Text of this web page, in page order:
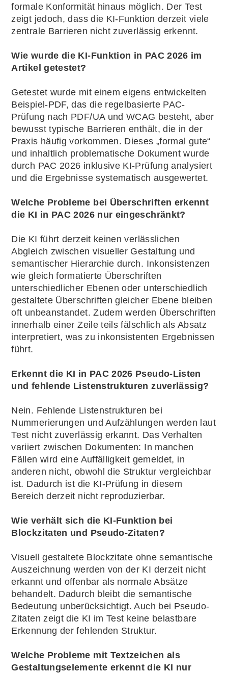
formale Konformität hinaus möglich. Der Test
zeigt jedoch, dass die KI-Funktion derzeit viele
zentrale Barrieren nicht zuverlässig erkennt.
Wie wurde die KI-Funktion in PAC 2026 im
Artikel getestet?
Getestet wurde mit einem eigens entwickelten
Beispiel-PDF, das die regelbasierte PAC-
Prüfung nach PDF/UA und WCAG besteht, aber
bewusst typische Barrieren enthält, die in der
Praxis häufig vorkommen. Dieses „formal gute“
und inhaltlich problematische Dokument wurde
durch PAC 2026 inklusive KI-Prüfung analysiert
und die Ergebnisse systematisch ausgewertet.
Welche Probleme bei Überschriften erkennt
die KI in PAC 2026 nur eingeschränkt?
Die KI führt derzeit keinen verlässlichen
Abgleich zwischen visueller Gestaltung und
semantischer Hierarchie durch. Inkonsistenzen
wie gleich formatierte Überschriften
unterschiedlicher Ebenen oder unterschiedlich
gestaltete Überschriften gleicher Ebene bleiben
oft unbeanstandet. Zudem werden Überschriften
innerhalb einer Zeile teils fälschlich als Absatz
interpretiert, was zu inkonsistenten Ergebnissen
führt.
Erkennt die KI in PAC 2026 Pseudo-Listen
und fehlende Listenstrukturen zuverlässig?
Nein. Fehlende Listenstrukturen bei
Nummerierungen und Aufzählungen werden laut
Test nicht zuverlässig erkannt. Das Verhalten
variiert zwischen Dokumenten: In manchen
Fällen wird eine Auffälligkeit gemeldet, in
anderen nicht, obwohl die Struktur vergleichbar
ist. Dadurch ist die KI-Prüfung in diesem
Bereich derzeit nicht reproduzierbar.
Wie verhält sich die KI-Funktion bei
Blockzitaten und Pseudo-Zitaten?
Visuell gestaltete Blockzitate ohne semantische
Auszeichnung werden von der KI derzeit nicht
erkannt und offenbar als normale Absätze
behandelt. Dadurch bleibt die semantische
Bedeutung unberücksichtigt. Auch bei Pseudo-
Zitaten zeigt die KI im Test keine belastbare
Erkennung der fehlenden Struktur.
Welche Probleme mit Textzeichen als
Gestaltungselemente erkennt die KI nur